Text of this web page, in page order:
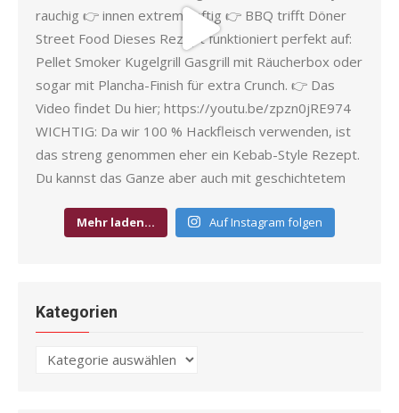
Mehr laden… Auf Instagram folgen
Kategorien
Kategorien